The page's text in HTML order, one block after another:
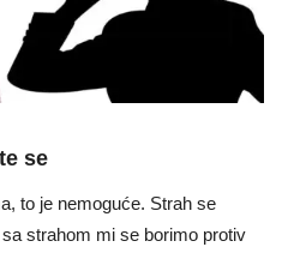
se
to je nemoguće. Strah se
strahom mi se borimo protiv